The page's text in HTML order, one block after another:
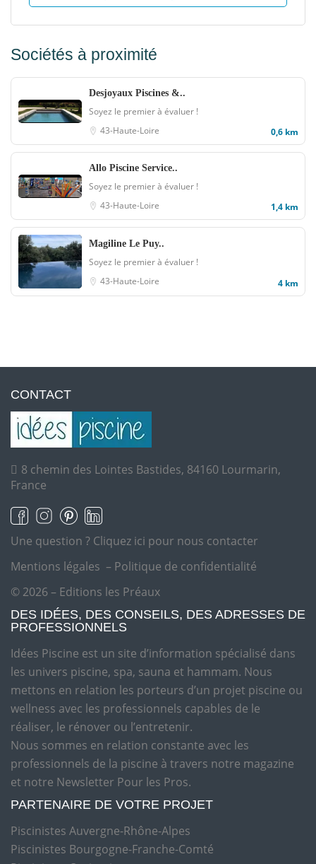
Sociétés à proximité
Desjoyaux Piscines &..
Soyez le premier à évaluer !
43-Haute-Loire
0,6 km
Allo Piscine Service..
Soyez le premier à évaluer !
43-Haute-Loire
1,4 km
Magiline Le Puy..
Soyez le premier à évaluer !
43-Haute-Loire
4 km
CONTACT
8 chemin des Lointes Bastides, 84160 Lourmarin,
France
Une question ? Cliquez ici pour nous contacter
Mentions légales – Politique de confidentialité
© 2026 – Editions les Préaux
DES IDÉES, DES CONSEILS, DES ADRESSES DE
PROFESSIONNELS
Idées Piscine est un site d’information spécialisé dans
les univers piscine, spa, sauna et hammam. Nous
mettons en relation les porteurs d’un projet piscine ou
wellness avec les professionnels capables de le
réaliser, le rénover ou l’entretenir.
Nous sommes en relation constante avec les
professionnels de la piscine à travers notre magazine
et notre Newsletter Pour les Pros.
PARTENAIRE DE VOTRE PROJET
Piscinistes Auvergne-Rhône-Alpes
Piscinistes Bourgogne-Franche-Comté